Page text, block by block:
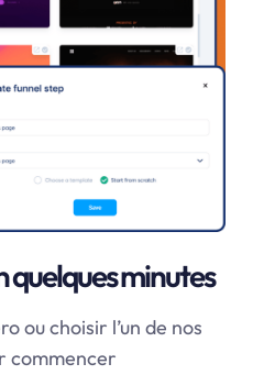
quelques minutes
ou choisir l’un de nos
commencer